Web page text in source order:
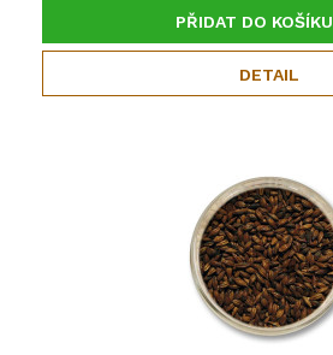
PŘIDAT DO KOŠÍKU
DETAIL